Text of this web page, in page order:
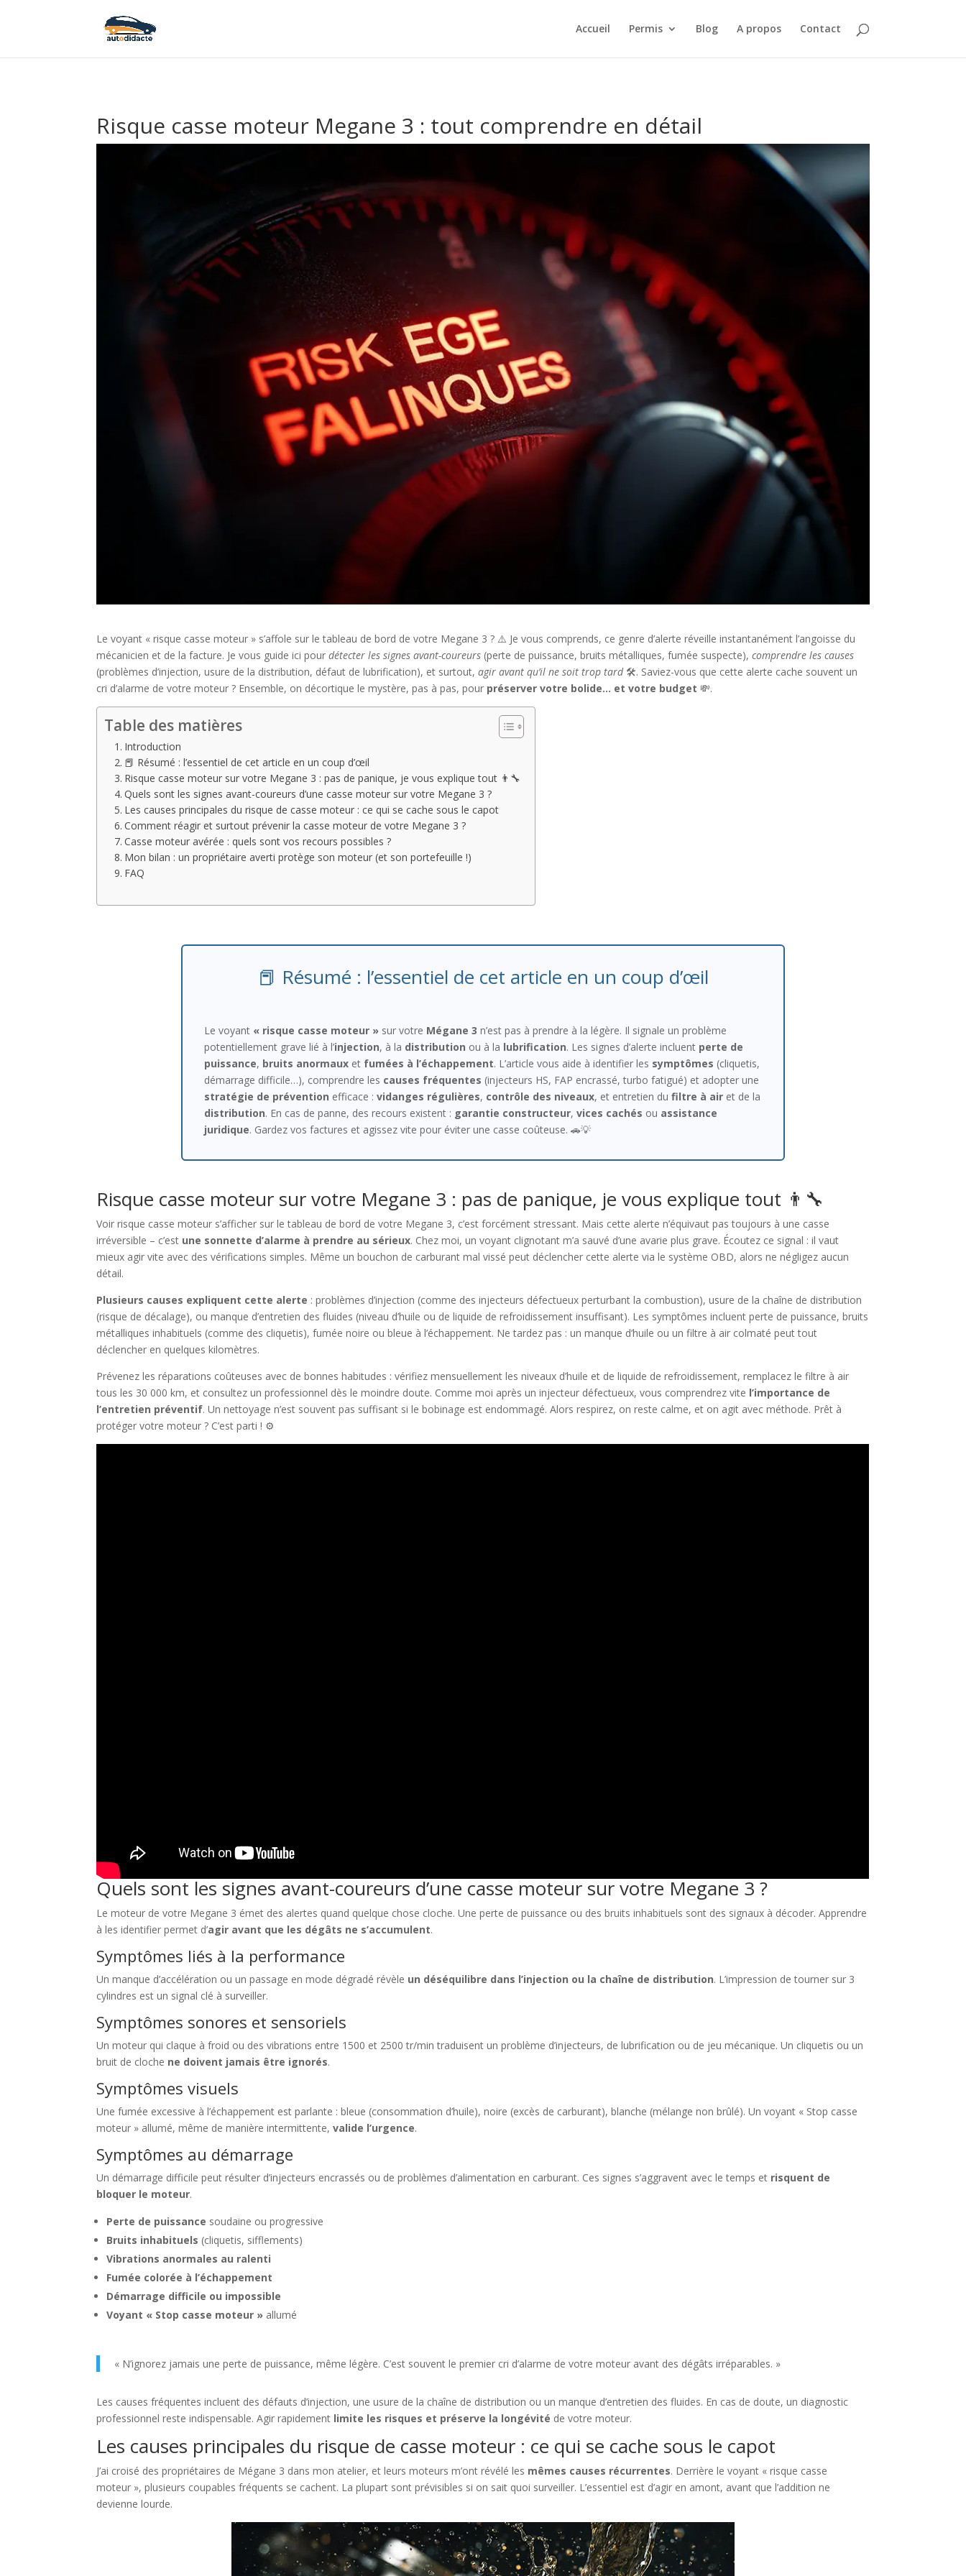
Accueil Permis Blog A propos Contact
Risque casse moteur Megane 3 : tout comprendre en détail
Le voyant « risque casse moteur » s’affole sur le tableau de bord de votre Megane 3 ? ⚠️ Je vous comprends, ce genre d’alerte réveille instantanément l’angoisse du
mécanicien et de la facture. Je vous guide ici pourdétecter les signes avant-coureurs (perte de puissance, bruits métalliques, fumée suspecte),comprendre les causes
(problèmes d’injection, usure de la distribution, défaut de lubrification), et surtout,agir avant qu’il ne soit trop tard🛠️. Saviez-vous que cette alerte cache souvent un
cri d’alarme de votre moteur ? Ensemble, on décortique le mystère, pas à pas, pour préserver votre bolide… et votre budget 💸.
Table des matières
Introduction
📕 Résumé : l’essentiel de cet article en un coup d’œil
Risque casse moteur sur votre Megane 3 : pas de panique, je vous explique tout 👨‍🔧
Quels sont les signes avant-coureurs d’une casse moteur sur votre Megane 3 ?
Les causes principales du risque de casse moteur : ce qui se cache sous le capot
Comment réagir et surtout prévenir la casse moteur de votre Megane 3 ?
Casse moteur avérée : quels sont vos recours possibles ?
Mon bilan : un propriétaire averti protège son moteur (et son portefeuille !)
FAQ
📕 Résumé : l’essentiel de cet article en un coup d’œil
Le voyant « risque casse moteur » sur votre Mégane 3 n’est pas à prendre à la légère. Il signale un problème
potentiellement grave lié à l’injection, à la distribution ou à la lubrification. Les signes d’alerte incluent perte de
puissance, bruits anormaux et fumées à l’échappement. L’article vous aide à identifier les symptômes (cliquetis,
démarrage difficile…), comprendre les causes fréquentes (injecteurs HS, FAP encrassé, turbo fatigué) et adopter une
stratégie de prévention efficace : vidanges régulières, contrôle des niveaux, et entretien du filtre à air et de la
distribution. En cas de panne, des recours existent : garantie constructeur, vices cachés ou assistance
juridique. Gardez vos factures et agissez vite pour éviter une casse coûteuse. 🚗💡
Risque casse moteur sur votre Megane 3 : pas de panique, je vous explique tout 👨‍🔧
Voir risque casse moteur s’afficher sur le tableau de bord de votre Megane 3, c’est forcément stressant. Mais cette alerte n’équivaut pas toujours à une casse
irréversible – c’est une sonnette d’alarme à prendre au sérieux. Chez moi, un voyant clignotant m’a sauvé d’une avarie plus grave. Écoutez ce signal : il vaut
mieux agir vite avec des vérifications simples. Même un bouchon de carburant mal vissé peut déclencher cette alerte via le système OBD, alors ne négligez aucun
détail.
Plusieurs causes expliquent cette alerte : problèmes d’injection (comme des injecteurs défectueux perturbant la combustion), usure de la chaîne de distribution
(risque de décalage), ou manque d’entretien des fluides (niveau d’huile ou de liquide de refroidissement insuffisant). Les symptômes incluent perte de puissance, bruits
métalliques inhabituels (comme des cliquetis), fumée noire ou bleue à l’échappement. Ne tardez pas : un manque d’huile ou un filtre à air colmaté peut tout
déclencher en quelques kilomètres.
Prévenez les réparations coûteuses avec de bonnes habitudes : vérifiez mensuellement les niveaux d’huile et de liquide de refroidissement, remplacez le filtre à air
tous les 30 000 km, et consultez un professionnel dès le moindre doute. Comme moi après un injecteur défectueux, vous comprendrez vite l’importance de
l’entretien préventif. Un nettoyage n’est souvent pas suffisant si le bobinage est endommagé. Alors respirez, on reste calme, et on agit avec méthode. Prêt à
protéger votre moteur ? C’est parti ! ⚙️
Quels sont les signes avant-coureurs d’une casse moteur sur votre Megane 3 ?
Le moteur de votre Megane 3 émet des alertes quand quelque chose cloche. Une perte de puissance ou des bruits inhabituels sont des signaux à décoder. Apprendre
à les identifier permet d’agir avant que les dégâts ne s’accumulent.
Symptômes liés à la performance
Un manque d’accélération ou un passage en mode dégradé révèle un déséquilibre dans l’injection ou la chaîne de distribution. L’impression de tourner sur 3
cylindres est un signal clé à surveiller.
Symptômes sonores et sensoriels
Un moteur qui claque à froid ou des vibrations entre 1500 et 2500 tr/min traduisent un problème d’injecteurs, de lubrification ou de jeu mécanique. Un cliquetis ou un
bruit de cloche ne doivent jamais être ignorés.
Symptômes visuels
Une fumée excessive à l’échappement est parlante : bleue (consommation d’huile), noire (excès de carburant), blanche (mélange non brûlé). Un voyant « Stop casse
moteur » allumé, même de manière intermittente,valide l’urgence.
Symptômes au démarrage
Un démarrage difficile peut résulter d’injecteurs encrassés ou de problèmes d’alimentation en carburant. Ces signes s’aggravent avec le temps et risquent de
bloquer le moteur.
Perte de puissance soudaine ou progressive
Bruits inhabituels (cliquetis, sifflements)
Vibrations anormales au ralenti
Fumée colorée à l’échappement
Démarrage difficile ou impossible
Voyant « Stop casse moteur » allumé
« N’ignorez jamais une perte de puissance, même légère. C’est souvent le premier cri d’alarme de votre moteur avant des dégâts irréparables. »
Les causes fréquentes incluent des défauts d’injection, une usure de la chaîne de distribution ou un manque d’entretien des fluides. En cas de doute, un diagnostic
professionnel reste indispensable. Agir rapidement limite les risques et préserve la longévité de votre moteur.
Les causes principales du risque de casse moteur : ce qui se cache sous le capot
J’ai croisé des propriétaires de Mégane 3 dans mon atelier, et leurs moteurs m’ont révélé les mêmes causes récurrentes. Derrière le voyant « risque casse
moteur », plusieurs coupables fréquents se cachent. La plupart sont prévisibles si on sait quoi surveiller. L’essentiel est d’agir en amont, avant que l’addition ne
devienne lourde.